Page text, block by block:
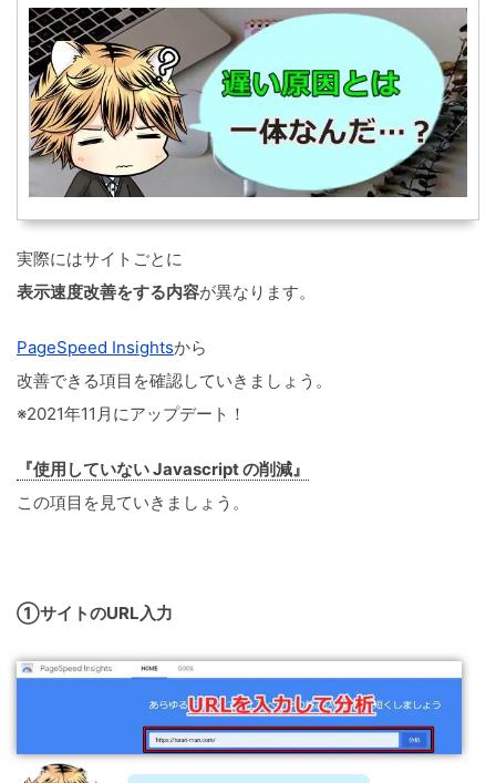
実際にはサイトごとに
表示速度改善をする内容が異なります。
PageSpeed Insightsから
改善できる項目を確認していきましょう。
※2021年11月にアップデート！
『使用していない Javascript の削減』
この項目を見ていきましょう。
①サイトのURL入力